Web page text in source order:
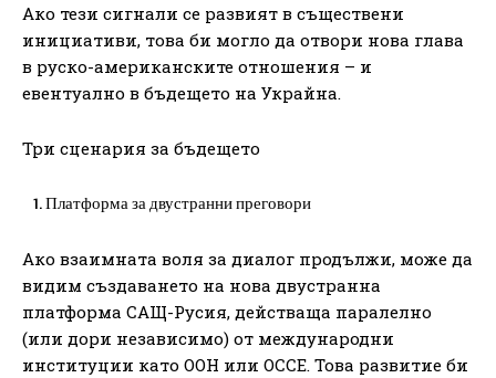
Ако тези сигнали се развият в съществени
инициативи, това би могло да отвори нова глава
в руско-американските отношения – и
евентуално в бъдещето на Украйна.
Три сценария за бъдещето
Платформа за двустранни преговори
Ако взаимната воля за диалог продължи, може да
видим създаването на нова двустранна
платформа САЩ-Русия, действаща паралелно
(или дори независимо) от международни
институции като ООН или ОССЕ. Това развитие би